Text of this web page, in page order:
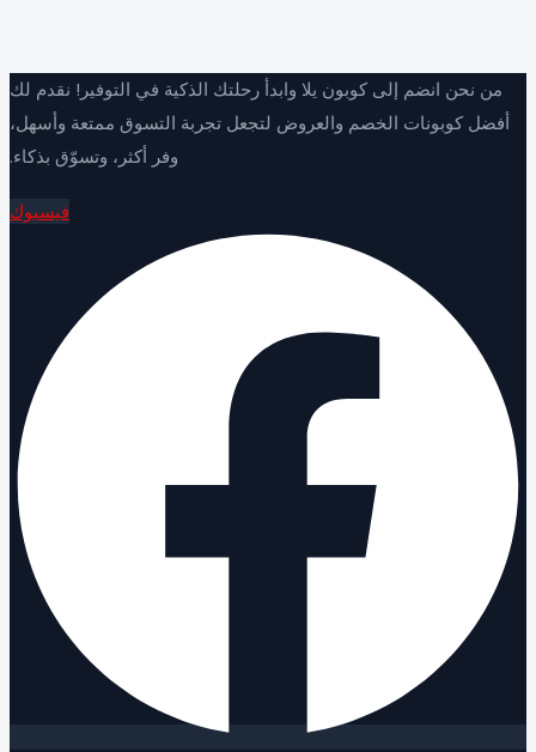
نحن انضم إلى كوبون يلا وابدأ رحلتك الذكية في التوفير! نقدم لك
كوبونات الخصم والعروض لتجعل تجربة التسوق ممتعة وأسهل،
وفر أكثر، وتسوّق بذكاء.
فيسبوك